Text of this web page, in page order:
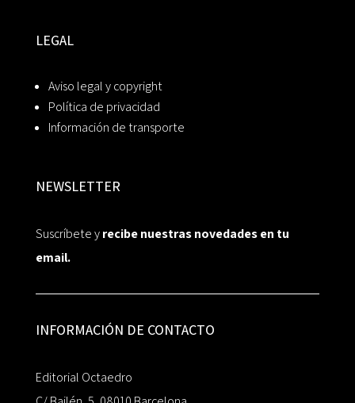
LEGAL
Aviso legal y copyright
Política de privacidad
Información de transporte
NEWSLETTER
Suscríbete yrecibe nuestras novedades en tu
email.
INFORMACIÓN DE CONTACTO
Editorial Octaedro